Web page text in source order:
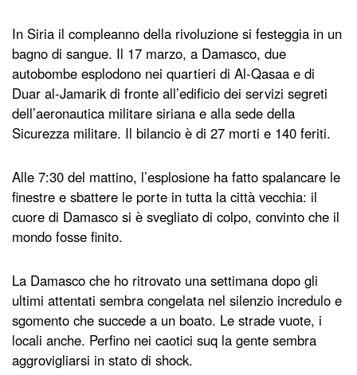
In Siria il compleanno della rivoluzione si festeggia in un
bagno di sangue. Il 17 marzo, a Damasco, due
autobombe esplodono nei quartieri di Al-Qasaa e di
Duar al-Jamarik di fronte all’edificio dei servizi segreti
dell’aeronautica militare siriana e alla sede della
Sicurezza militare. Il bilancio è di 27 morti e 140 feriti.
Alle 7:30 del mattino, l’esplosione ha fatto spalancare le
finestre e sbattere le porte in tutta la città vecchia: il
cuore di Damasco si è svegliato di colpo, convinto che il
mondo fosse finito.
La Damasco che ho ritrovato una settimana dopo gli
ultimi attentati sembra congelata nel silenzio incredulo e
sgomento che succede a un boato. Le strade vuote, i
locali anche. Perfino nei caotici suq la gente sembra
aggrovigliarsi in stato di shock.